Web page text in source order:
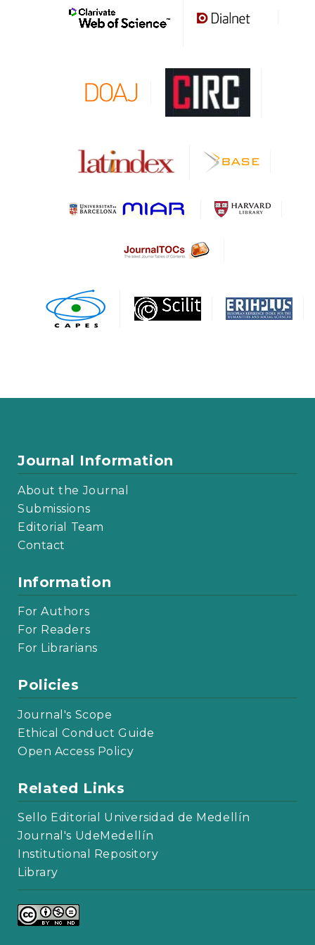
Journal Information
About the Journal
Submissions
Editorial Team
Contact
Information
For Authors
For Readers
For Librarians
Policies
Journal's Scope
Ethical Conduct Guide
Open Access Policy
Related Links
Sello Editorial Universidad de Medellín
Journal's UdeMedellín
Institutional Repository
Library